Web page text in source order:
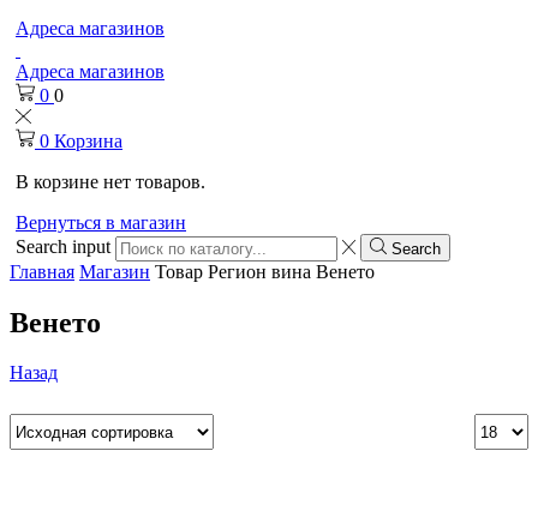
Адреса магазинов
Адреса магазинов
0 0
0 Корзина
В корзине нет товаров.
Вернуться в магазин
Search input
Search
Главная Магазин Товар Регион вина Венето
Венето
Назад